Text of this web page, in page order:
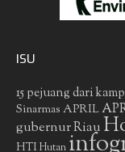
ISU
15 pejuang dari
Sinarmas APRIL
gubernur Riau
HTIHutan